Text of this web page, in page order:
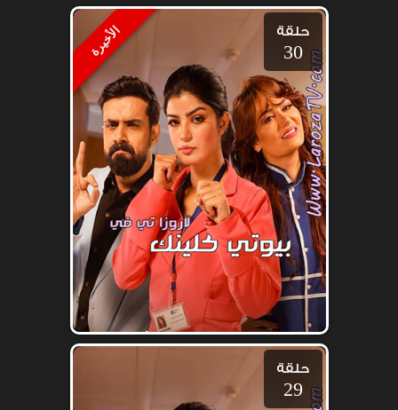
الأخيرة حلقة
30
حلقة
29